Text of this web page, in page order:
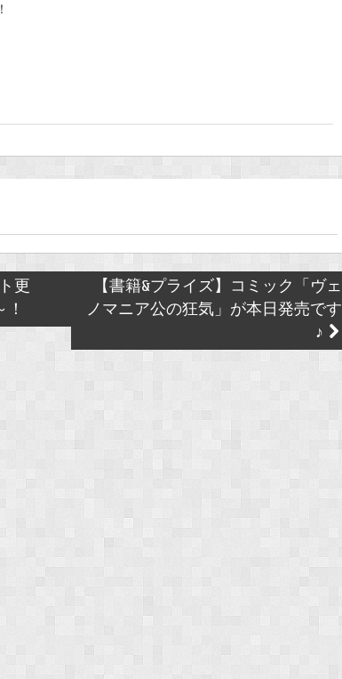
更
【書籍&プライズ】コミック「ヴェ
ノマニア公の狂気」が本日発売です
♪